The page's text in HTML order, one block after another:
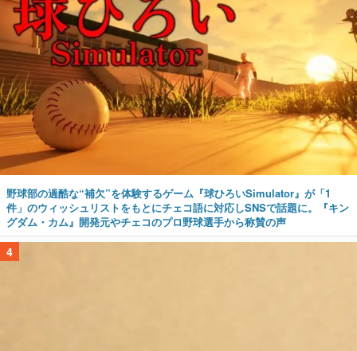
野球部の過酷な“補欠”を体験するゲーム『球ひろいSimulator』が「1
件」のウィッシュリストをもとにチェコ語に対応しSNSで話題に。『キン
グダム・カム』開発元やチェコのプロ野球選手から称賛の声
4